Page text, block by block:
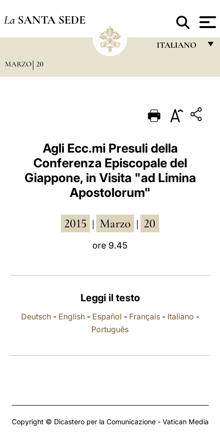
La SANTA SEDE
ITALIANO
PORTUGUÊS
ESPAÑOL
DEUTSCH
POLSKI
中文
MARZO 20
Agli Ecc.mi Presuli della
Conferenza Episcopale del
Giappone, in Visita "ad Limina
Apostolorum"
2015 Marzo 20
ore 9.45
Leggi il testo
Deutsch- English- Español - Français- Italiano -
Português
Copyright © Dicastero per la Comunicazione - Vatican Media